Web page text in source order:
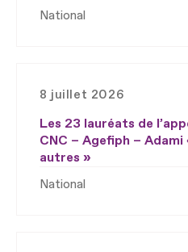
National
8 juillet 2026
Les 23 lauréats de
CNC – Agefiph – Adami
autres »
National